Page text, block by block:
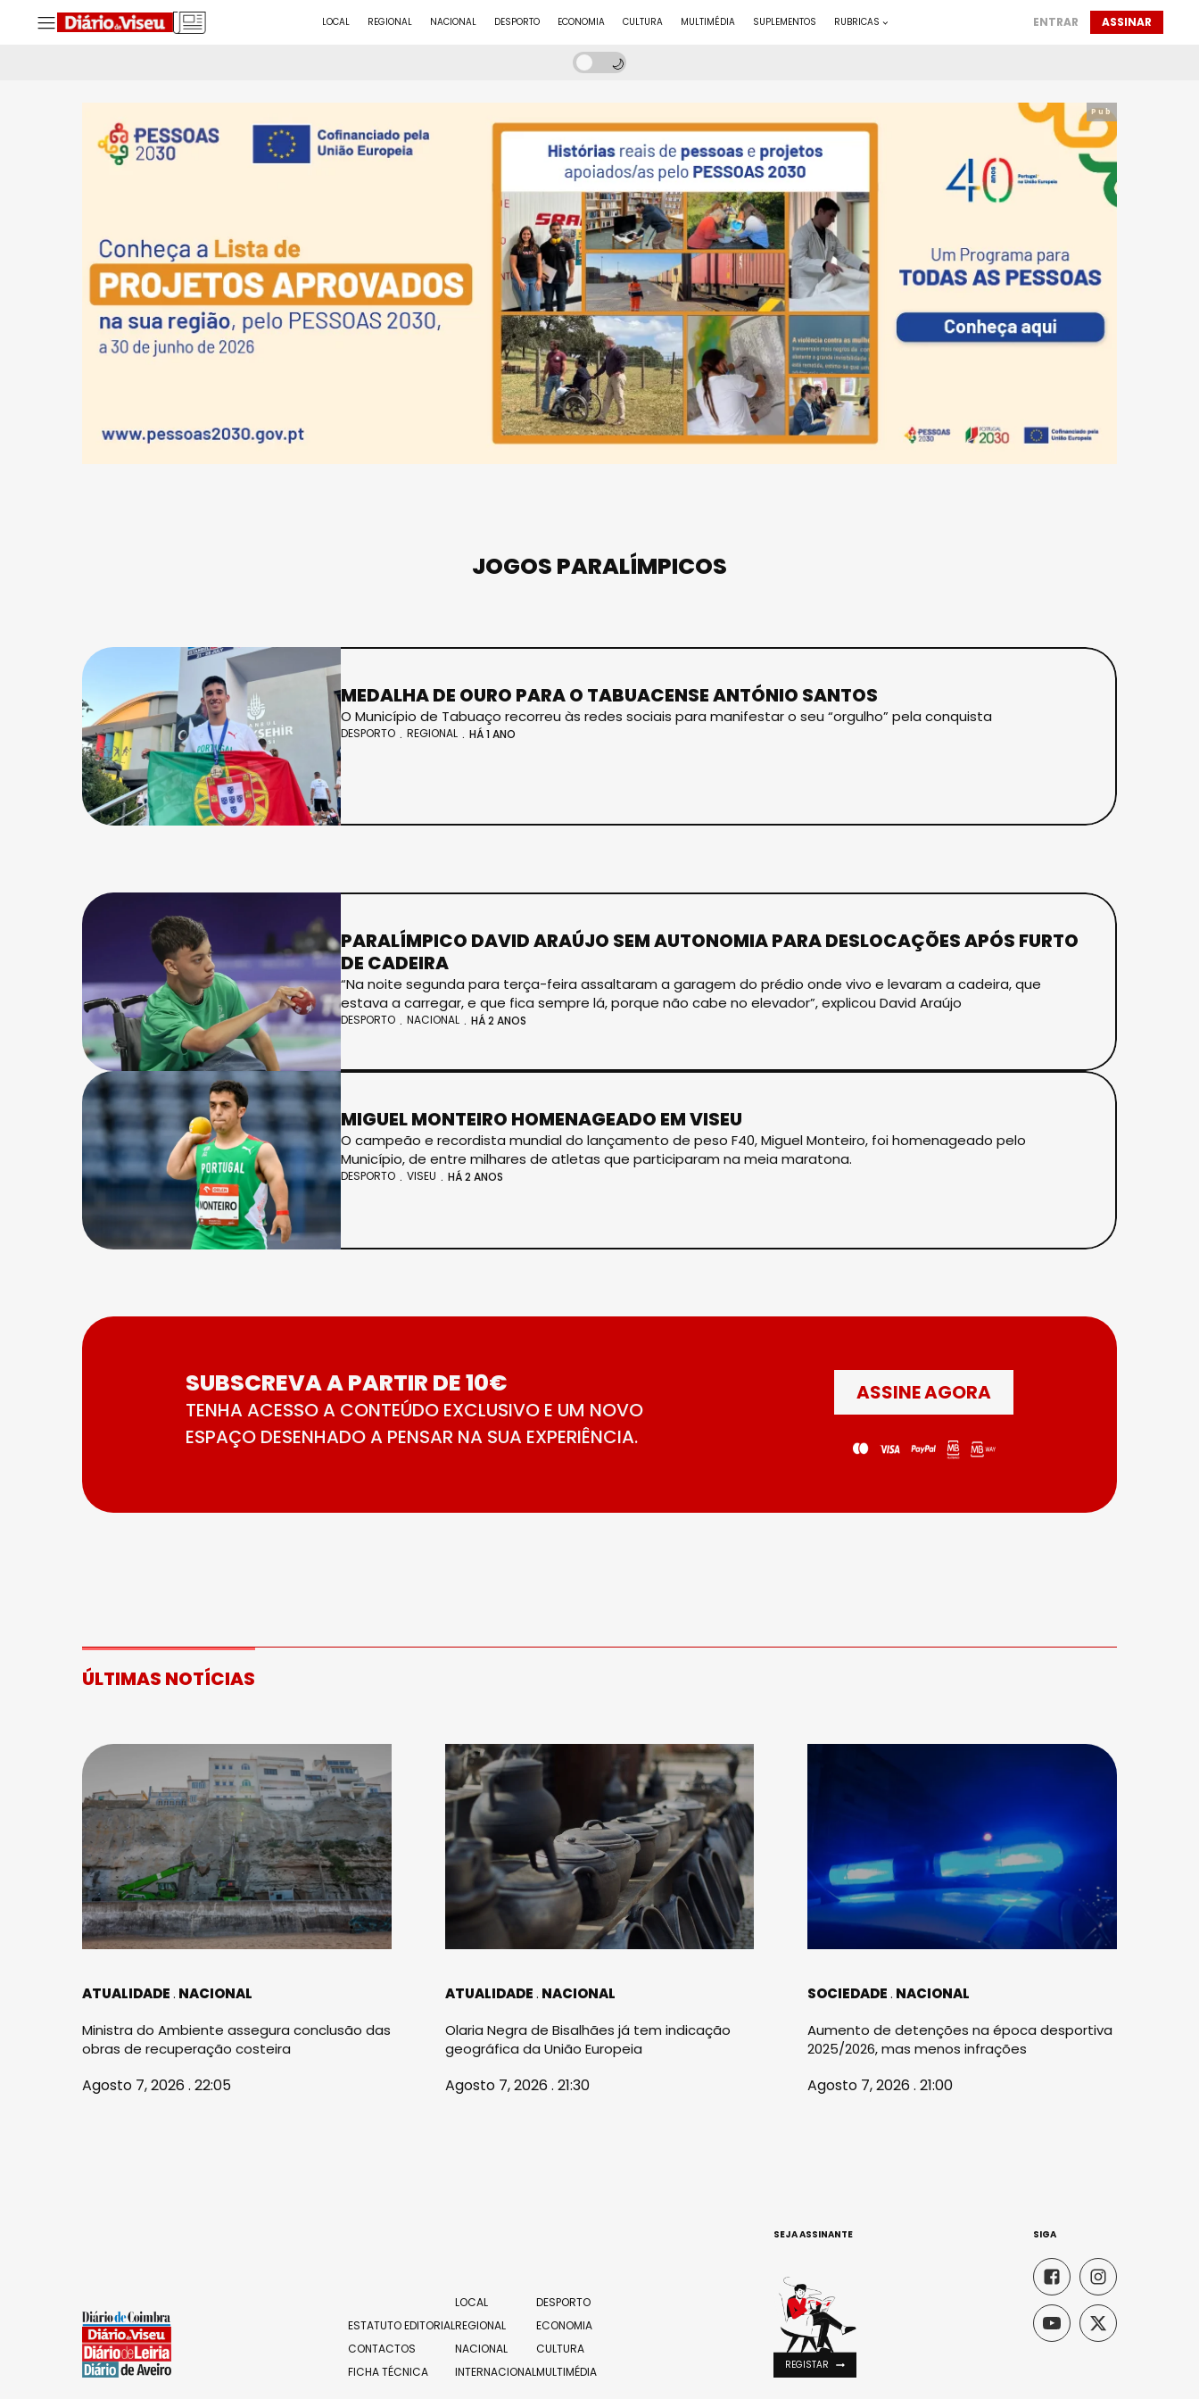
LOCAL REGIONAL NACIONAL DESPORTO ECONOMIA CULTURA MULTIMÉDIA SUPLEMENTOS RUBRICAS ENTRAR ASSINAR
Pub
JOGOS PARALÍMPICOS
MEDALHA DE OURO PARA O TABUACENSE ANTÓNIO SANTOS
O Município de Tabuaço recorreu às redes sociais para manifestar o seu “orgulho” pela conquista
DESPORTO REGIONAL HÁ 1 ANO
PARALÍMPICO DAVID ARAÚJO SEM AUTONOMIA PARA DESLOCAÇÕES APÓS FURTO
DE CADEIRA
“Na noite segunda para terça-feira assaltaram a garagem do prédio onde vivo e levaram a cadeira, que
estava a carregar, e que fica sempre lá, porque não cabe no elevador”, explicou David Araújo
DESPORTO NACIONAL HÁ 2 ANOS
MIGUEL MONTEIRO HOMENAGEADO EM VISEU
O campeão e recordista mundial do lançamento de peso F40, Miguel Monteiro, foi homenageado pelo
Município, de entre milhares de atletas que participaram na meia maratona.
DESPORTO VISEU HÁ 2 ANOS
SUBSCREVA A PARTIR DE 10€
TENHA ACESSO A CONTEÚDO EXCLUSIVO E UM NOVO
ESPAÇO DESENHADO A PENSAR NA SUA EXPERIÊNCIA.
ASSINE AGORA
ÚLTIMAS NOTÍCIAS
ATUALIDADE NACIONAL
Ministra do Ambiente assegura conclusão das
obras de recuperação costeira
Agosto 7, 2026 . 22:05
ATUALIDADE NACIONAL
Olaria Negra de Bisalhães já tem indicação
geográfica da União Europeia
Agosto 7, 2026 . 21:30
SOCIEDADE NACIONAL
Aumento de detenções na época desportiva
2025/2026, mas menos infrações
Agosto 7, 2026 . 21:00
ESTATUTO EDITORIAL
CONTACTOS
FICHA TÉCNICA
LOCAL
REGIONAL
NACIONAL
INTERNACIONAL
DESPORTO
ECONOMIA
CULTURA
MULTIMÉDIA
SEJA ASSINANTE
REGISTAR
SIGA